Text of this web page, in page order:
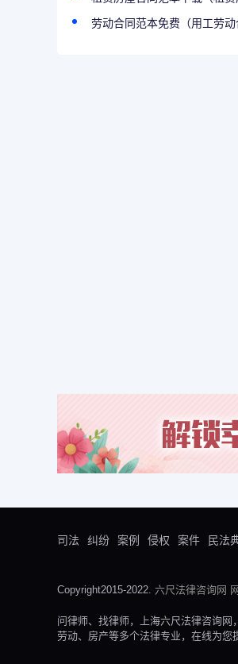
劳动合同范本免费（用工劳动
司法 纠纷 案例 侵权 案件 民法
Copyright2015-2022. 六尺法律咨询网
问律师、找律师，上海六尺法律咨询网
劳动、房产等多个法律专业，在线为您